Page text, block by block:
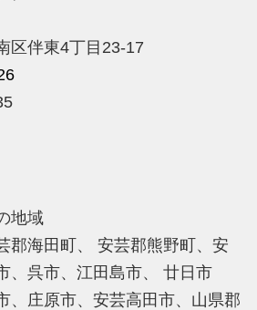
区伴東4丁目23-17
地域
郡海田町、 安芸郡熊野町、安
、呉市、江田島市、 廿日市
、庄原市、安芸高田市、山県郡